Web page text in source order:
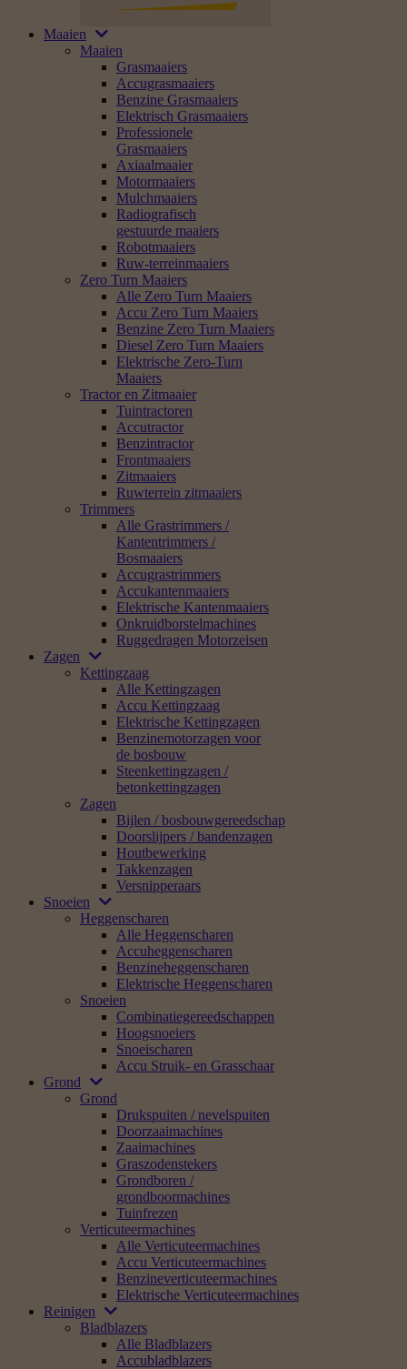
Maaien
Maaien
Grasmaaiers
Accugrasmaaiers
Benzine Grasmaaiers
Elektrisch Grasmaaiers
Professionele
Grasmaaiers
Axiaalmaaier
Motormaaiers
Mulchmaaiers
Radiografisch
gestuurde maaiers
Robotmaaiers
Ruw-terreinmaaiers
Zero Turn Maaiers
Alle Zero Turn Maaiers
Accu Zero Turn Maaiers
Benzine Zero Turn Maaiers
Diesel Zero Turn Maaiers
Elektrische Zero-Turn
Maaiers
Tractor en Zitmaaier
Tuintractoren
Accutractor
Benzintractor
Frontmaaiers
Zitmaaiers
Ruwterrein zitmaaiers
Trimmers
Alle Grastrimmers /
Kantentrimmers /
Bosmaaiers
Accugrastrimmers
Accukantenmaaiers
Elektrische Kantenmaaiers
Onkruidborstelmachines
Ruggedragen Motorzeisen
Zagen
Kettingzaag
Alle Kettingzagen
Accu Kettingzaag
Elektrische Kettingzagen
Benzinemotorzagen voor
de bosbouw
Steenkettingzagen /
betonkettingzagen
Zagen
Bijlen / bosbouwgereedschap
Doorslijpers / bandenzagen
Houtbewerking
Takkenzagen
Versnipperaars
Snoeien
Heggenscharen
Alle Heggenscharen
Accuheggenscharen
Benzineheggenscharen
Elektrische Heggenscharen
Snoeien
Combinatiegereedschappen
Hoogsnoeiers
Snoeischaren
Accu Struik- en Grasschaar
Grond
Grond
Drukspuiten / nevelspuiten
Doorzaaimachines
Zaaimachines
Graszodenstekers
Grondboren /
grondboormachines
Tuinfrezen
Verticuteermachines
Alle Verticuteermachines
Accu Verticuteermachines
Benzineverticuteermachines
Elektrische Verticuteermachines
Reinigen
Bladblazers
Alle Bladblazers
Accubladblazers